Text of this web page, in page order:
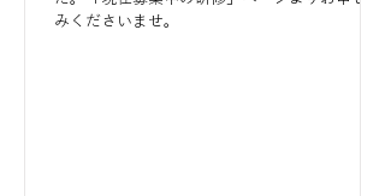
みくださいませ。